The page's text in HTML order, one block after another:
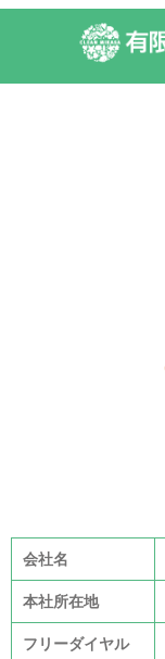
会社名
本社所在地
フリーダイヤル